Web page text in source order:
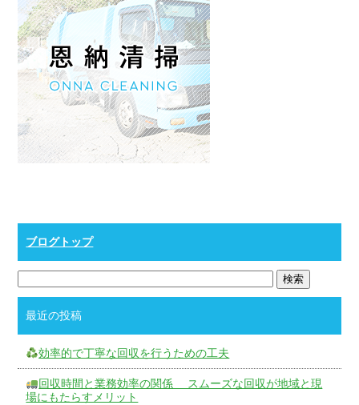
ブログトップ
最近の投稿
効率的で丁寧な回収を行うための工夫
回収時間と業務効率の関係 スムーズな回収が地域と現
場にもたらすメリット